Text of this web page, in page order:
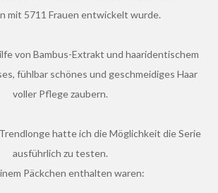
mit 5711 Frauen entwickelt wurde.
fühlbar schönes und geschmeidiges Haar
voller Pflege zaubern.
ausführlich zu testen.
Päckchen enthalten waren: